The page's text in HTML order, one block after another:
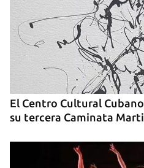
El Centro Cultural
su tercera Caminata